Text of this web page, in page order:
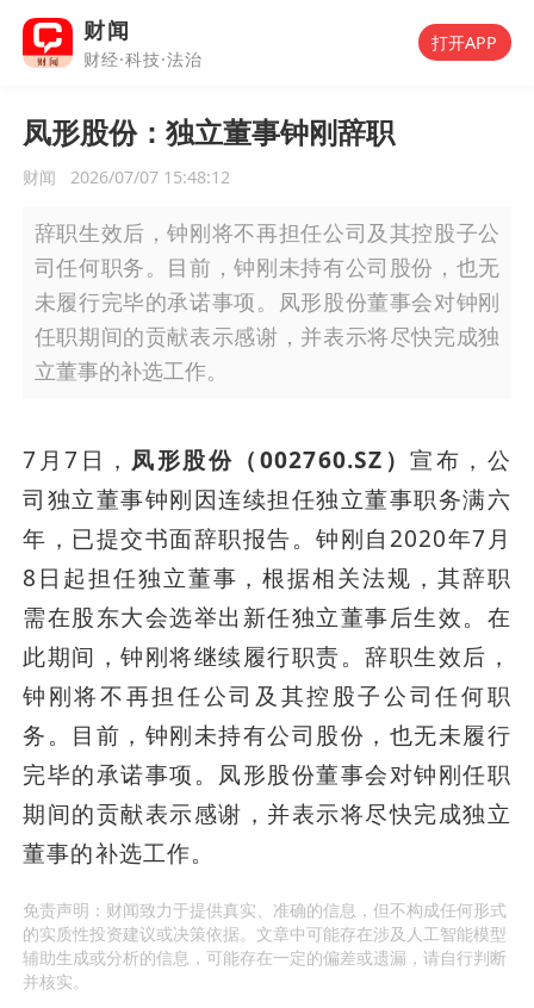
财闻
财经·科技·法治
打开APP
凤形股份：独立董事钟刚辞职
财闻 2026/07/07 15:48:12
辞职生效后，钟刚将不再担任公司及其控股子公
司任何职务。目前，钟刚未持有公司股份，也无
未履行完毕的承诺事项。凤形股份董事会对钟刚
任职期间的贡献表示感谢，并表示将尽快完成独
立董事的补选工作。
7月7日， 凤形股份 （002760.SZ ）宣布，公
司独立董事钟刚因连续担任独立董事职务满六
年，已提交书面辞职报告。钟刚自2020年7月
8日起担任独立董事，根据相关法规，其辞职
需在股东大会选举出新任独立董事后生效。在
此期间，钟刚将继续履行职责。辞职生效后，
钟刚将不再担任公司及其控股子公司任何职
务。目前，钟刚未持有公司股份，也无未履行
完毕的承诺事项。凤形股份董事会对钟刚任职
期间的贡献表示感谢，并表示将尽快完成独立
董事的补选工作。
免责声明：财闻致力于提供真实、准确的信息，但不构成任何形式
的实质性投资建议或决策依据。文章中可能存在涉及人工智能模型
辅助生成或分析的信息，可能存在一定的偏差或遗漏，请自行判断
并核实。